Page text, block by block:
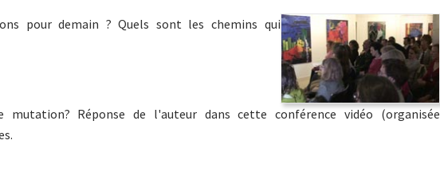
pour demain ? Quels sont les chemins qui
Réponse de l'auteur dans cette conférence vidéo (organisée